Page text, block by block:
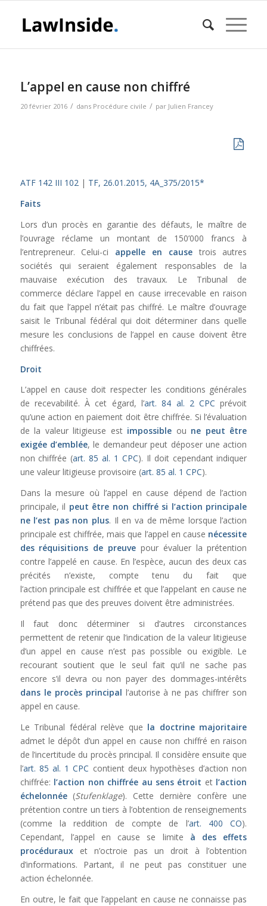
L’appel en cause non chiffré
20 février 2016 / dans Procédure civile / par Julien Francey
ATF 142 III 102| TF, 26.01.2015, 4A_375/2015*
Faits
Lors d’un procès en garantie des défauts, le maître de
l’ouvrage réclame un montant de 150’000 francs à
l’entrepreneur. Celui-ci appelle en causetrois autres
sociétés qui seraient également responsables de la
mauvaise exécution des travaux. Le Tribunal de
commerce déclare l’appel en cause irrecevable en raison
du fait que l’appel n’était pas chiffré. Le maître d’ouvrage
saisit le Tribunal fédéral qui doit déterminer dans quelle
mesure les conclusions de l’appel en cause doivent être
chiffrées.
Droit
L’appel en cause doit respecter les conditions générales
de recevabilité. À cet égard, l’art. 84 al. 2 CPC prévoit
qu’une action en paiement doit être chiffrée. Si l’évaluation
de la valeur litigieuse est impossible ou ne peut être
exigée d’emblée, le demandeur peut déposer une action
non chiffrée (art. 85 al. 1 CPC). Il doit cependant indiquer
une valeur litigieuse provisoire (art. 85 al. 1 CPC).
Dans la mesure où l’appel en cause dépend de l’action
principale, il peut être non chiffré si l’action principale
ne l’est pas non plus. Il en va de même lorsque l’action
principale est chiffrée, mais que l’appel en cause nécessite
des réquisitions de preuve pour évaluer la prétention
contre l’appelé en cause. En l’espèce, aucun des deux cas
précités n’existe, compte tenu du fait que
l’action principale est chiffrée et que l’appelant en cause ne
prétend pas que des preuves doivent être administrées.
Il faut donc déterminer si d’autres circonstances
permettent de retenir que l’indication de la valeur litigieuse
d’un appel en cause n’est pas possible ou exigible. Le
recourant soutient que le seul fait qu’il ne sache pas
encore s’il devra ou non payer des dommages-intérêts
dans le procès principal l’autorise à ne pas chiffrer son
appel en cause.
Le Tribunal fédéral relève que la doctrine majoritaire
admet le dépôt d’un appel en cause non chiffré en raison
de l’incertitude du procès principal. Il considère ensuite que
l’art. 85 al. 1 CPC contient deux hypothèses d’action non
chiffrée: l’action non chiffrée au sens étroit et l’action
échelonnée(Stufenklage). Cette dernière confère une
prétention contre un tiers à l’obtention de renseignements
(comme la reddition de compte de l’art. 400 CO).
Cependant, l’appel en cause se limite à des effets
procédurauxet n’octroie pas un droit à l’obtention
d’informations. Partant, il ne peut pas constituer une
action échelonnée.
En outre, le fait que l’appelant en cause ne connaisse pas